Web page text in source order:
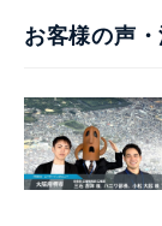
お客様の声